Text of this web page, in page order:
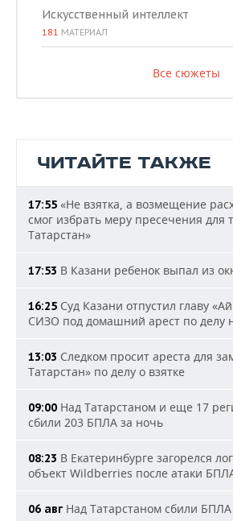
Искусственный интеллект
181 МАТЕРИАЛ
Все сюжеты
ЧИТАЙТЕ ТАКЖЕ
17:55 «Не взятка, а возмещение
смог избрать меру пресечения для
Татарстан»
17:53 В Казани ребенок выпал из
16:25 Суд Казани отпустил главу
СИЗО под домашний арест по делу
13:03 Следком просит ареста для
Татарстан» по делу о взятке
09:00 Над Татарстаном и еще 17
сбили 203 БПЛА за ночь
08:23 В Екатеринбурге загорелся
объект Wildberries после атаки
06 авг Над Татарстаном сбили БПЛА